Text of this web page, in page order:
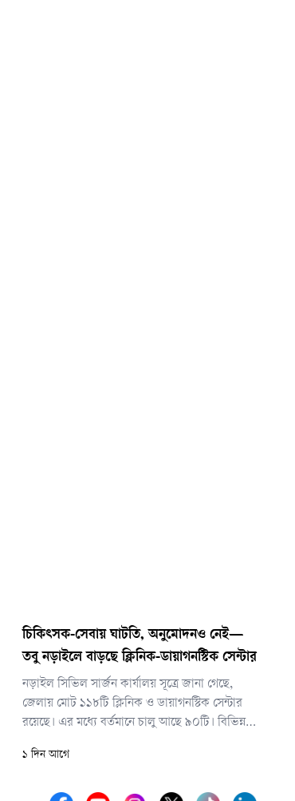
চিকিৎসক-সেবায় ঘাটতি, অনুমোদনও নেই—
তবু নড়াইলে বাড়ছে ক্লিনিক-ডায়াগনস্টিক সেন্টার
নড়াইল সিভিল সার্জন কার্যালয় সূত্রে জানা গেছে,
জেলায় মোট ১১৮টি ক্লিনিক ও ডায়াগনস্টিক সেন্টার
রয়েছে। এর মধ্যে বর্তমানে চালু আছে ৯০টি। বিভিন্ন
মধ্যে কিছু সিলগালা করা হয়েছে, আর কিছু প্রতিষ্ঠান
১ দিন আগে